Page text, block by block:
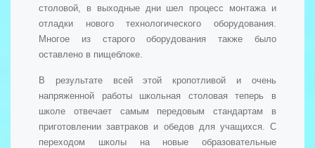
столовой, в выходные дни шел процесс монтажа и
отладки нового технологического оборудования.
Многое из старого оборудования также было
оставлено в пищеблоке.
В результате всей этой кропотливой и очень
напряженной работы школьная столовая теперь в
школе отвечает самым передовым стандартам в
приготовлении завтраков и обедов для учащихся. С
переходом школы на новые образовательные